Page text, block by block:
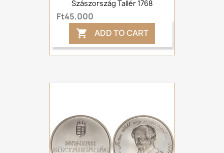
Szászország Tallér 1768
Ft45,000
 ADD TO CART